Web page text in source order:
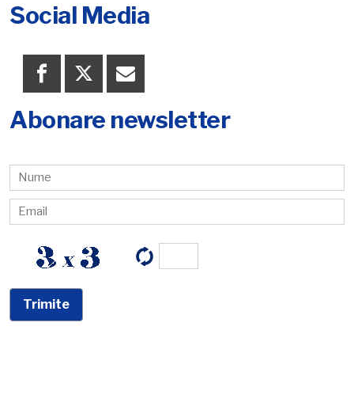
Social Media
Abonare newsletter